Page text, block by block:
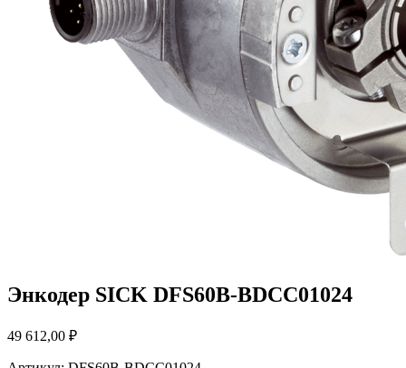
Энкодер SICK DFS60B-BDCC01024
49 612,00 ₽